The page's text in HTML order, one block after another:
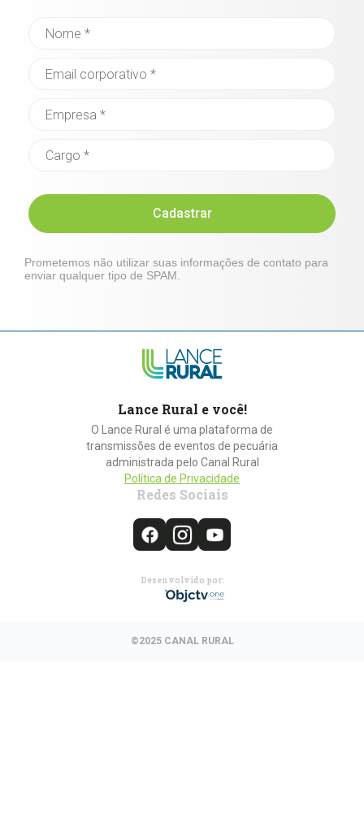
Cadastrar
Prometemos não utilizar suas informações de contato para
enviar qualquer tipo de SPAM.
Lance Rural e você!
O Lance Rural é uma plataforma de
transmissões de eventos de pecuária
administrada pelo Canal Rural
Política de Privacidade
Redes Sociais
Desenvolvido por:
©2025 CANAL RURAL